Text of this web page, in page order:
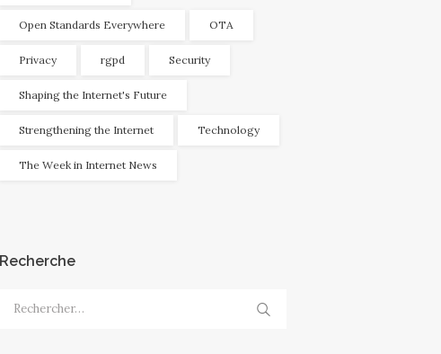
Open Standards Everywhere OTA
Privacy rgpd Security
Shaping the Internet's Future
Strengthening the Internet Technology
The Week in Internet News
Recherche
Rechercher :